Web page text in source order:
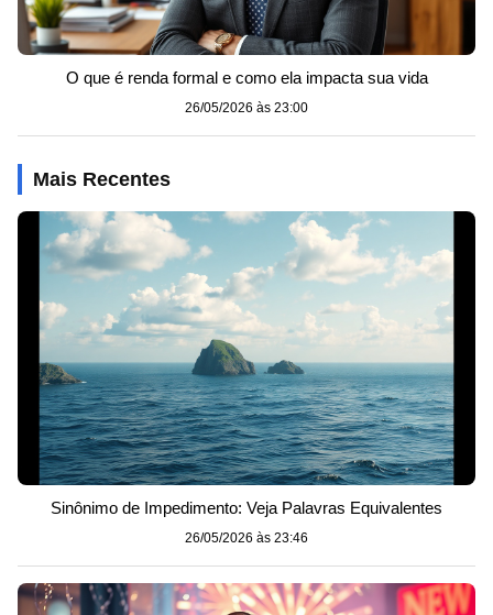
O que é renda formal e como ela impacta sua vida
26/05/2026 às 23:00
Mais Recentes
Sinônimo de Impedimento: Veja Palavras Equivalentes
26/05/2026 às 23:46